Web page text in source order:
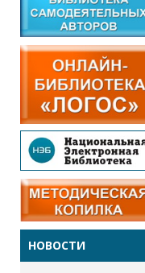
НОВОСТИ